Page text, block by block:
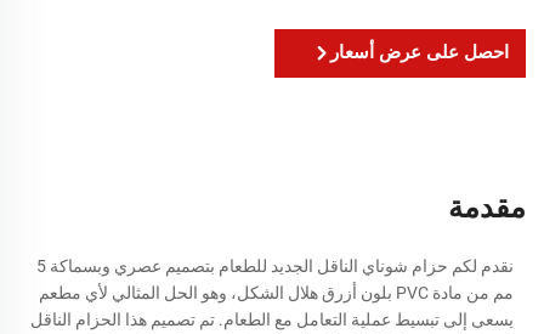
احصل على عرض أسعار
مقدمة
نقدم لكم حزام شوناي الناقل الجديد للطعام بتصميم عصري وبسماكة 5
مم من مادة PVC بلون أزرق هلال الشكل، وهو الحل المثالي لأي مطعم
يسعى إلى تبسيط عملية التعامل مع الطعام. تم تصميم هذا الحزام الناقل